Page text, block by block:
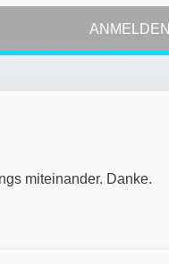
ANMELDEN
miteinander. Danke.